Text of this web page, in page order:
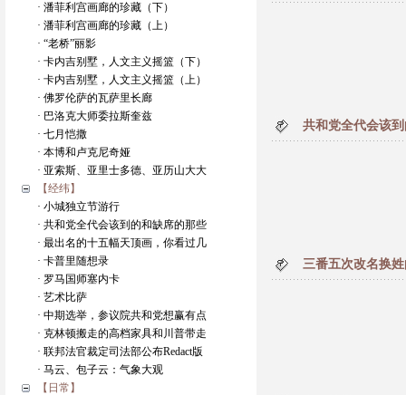
· 潘菲利宫画廊的珍藏（下）
· 潘菲利宫画廊的珍藏（上）
· “老桥”丽影
· 卡内吉别墅，人文主义摇篮（下）
· 卡内吉别墅，人文主义摇篮（上）
· 佛罗伦萨的瓦萨里长廊
· 巴洛克大师委拉斯奎兹
· 七月恺撒
· 本博和卢克尼奇娅
· 亚索斯、亚里士多德、亚历山大大
【经纬】
· 小城独立节游行
· 共和党全代会该到的和缺席的那些
· 最出名的十五幅天顶画，你看过几
· 卡普里随想录
· 罗马国师塞内卡
· 艺术比萨
· 中期选举，参议院共和党想赢有点
· 克林顿搬走的高档家具和川普带走
· 联邦法官裁定司法部公布Redact版
· 马云、包子云：气象大观
【日常】
共和党全代会该
三番五次改名换